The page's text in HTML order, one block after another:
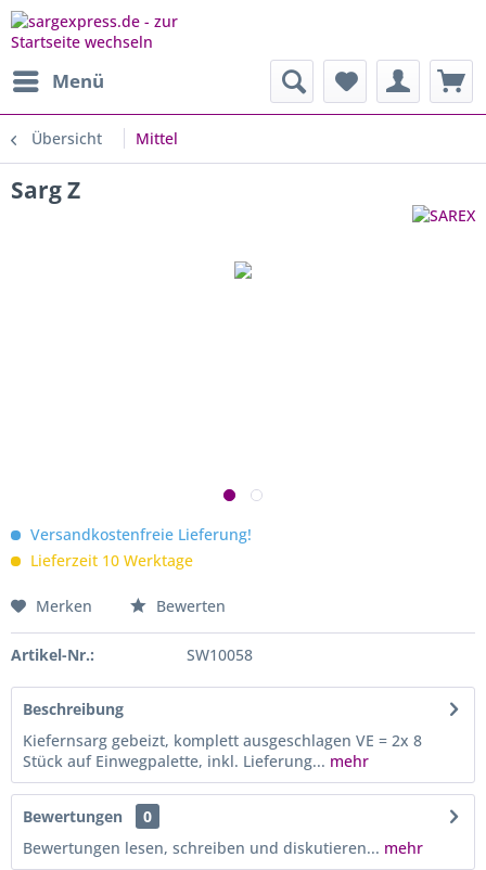
Menü
Übersicht Mittel
Sarg Z
Versandkostenfreie Lieferung!
Lieferzeit 10 Werktage
Merken Bewerten
Artikel-Nr.: SW10058
Beschreibung
Kiefernsarg gebeizt, komplett ausgeschlagen VE = 2x 8
Stück auf Einwegpalette, inkl. Lieferung... mehr
Bewertungen
0
Bewertungen lesen, schreiben und diskutieren... mehr